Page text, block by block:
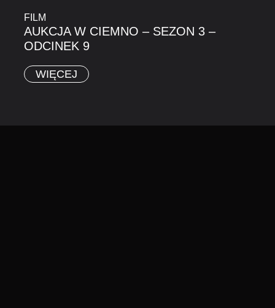
FILM
AUKCJA W CIEMNO – SEZON 3 –
ODCINEK 9
WIĘCEJ